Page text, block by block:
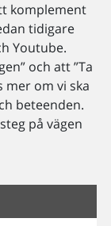
komplement
tidigare
Youtube.
och att ”Ta
mer om vi ska
beteenden.
på vägen